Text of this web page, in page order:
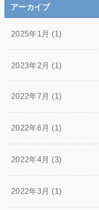
アーカイブ
2025年1月 (1)
2023年2月 (1)
2022年7月 (1)
2022年6月 (1)
2022年4月 (3)
2022年3月 (1)